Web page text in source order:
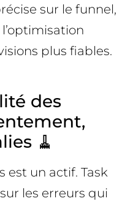
sur le funnel,
plus fiables.
des
🧹
est un actif. Task
les erreurs qui